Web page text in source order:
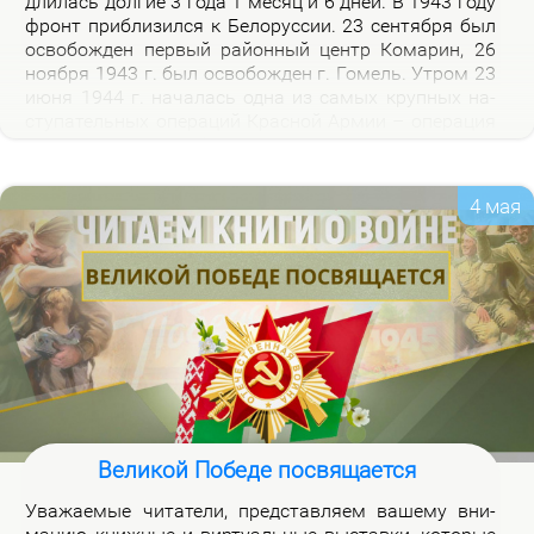
фронт при­бли­зил­ся к Бе­ло­рус­сии. 23 сен­тяб­ря был
осво­бож­ден пер­вый рай­он­ный центр Ко­ма­рин, 26
но­яб­ря 1943 г. был осво­бож­ден г. Го­мель. Утром 23
за­хват­чи­ков с тер­ри­то­рии Бе­ло­рус­сии.
4 мая
Великой Победе посвящается
Ува­жа­е­мые чи­та­те­ли, пред­став­ля­ем ва­ше­му вни­